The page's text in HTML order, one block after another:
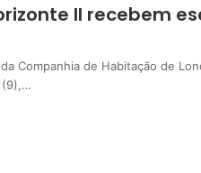
II recebem
Companhia de Habitação de
(9),…